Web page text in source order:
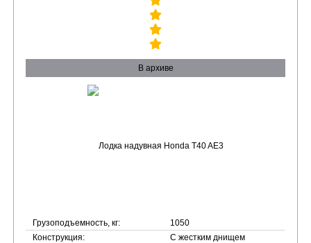
В архиве
Грузоподъемность, кг:
1050
Конструкция:
С жестким днищем